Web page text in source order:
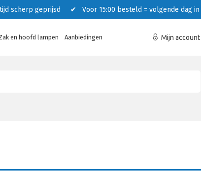
geprijsd ✔ Voor 15:00 besteld = volgende dag in
en hoofd lampen Aanbiedingen Mijn account